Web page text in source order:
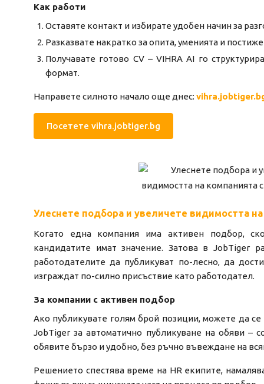
Как работи
Оставяте контакт и избирате удобен начин за
Разказвате накратко за опита, уменията и
Получавате готово CV – VIHRA AI го
формат.
Направете силното начало още днес:
Посетете vihra.jobtiger.bg
Улеснете подбора и увеличете видимостта
Когато една компания има активен подбор,
кандидатите имат значение. Затова в JobTiger
работодателите да публикуват по-лесно, да
изграждат по-силно присъствие като работодател.
За компании с активен подбор
Ако публикувате голям брой позиции, можете да
JobTiger за автоматично публикуване на обяви –
обявите бързо и удобно, без ръчно въвеждане на
Решението спестява време на HR екипите,